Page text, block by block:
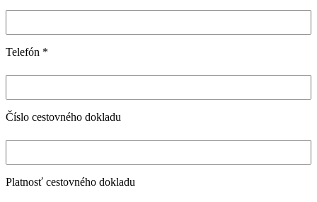
Telefón *
Číslo cestovného dokladu
Platnosť cestovného dokladu